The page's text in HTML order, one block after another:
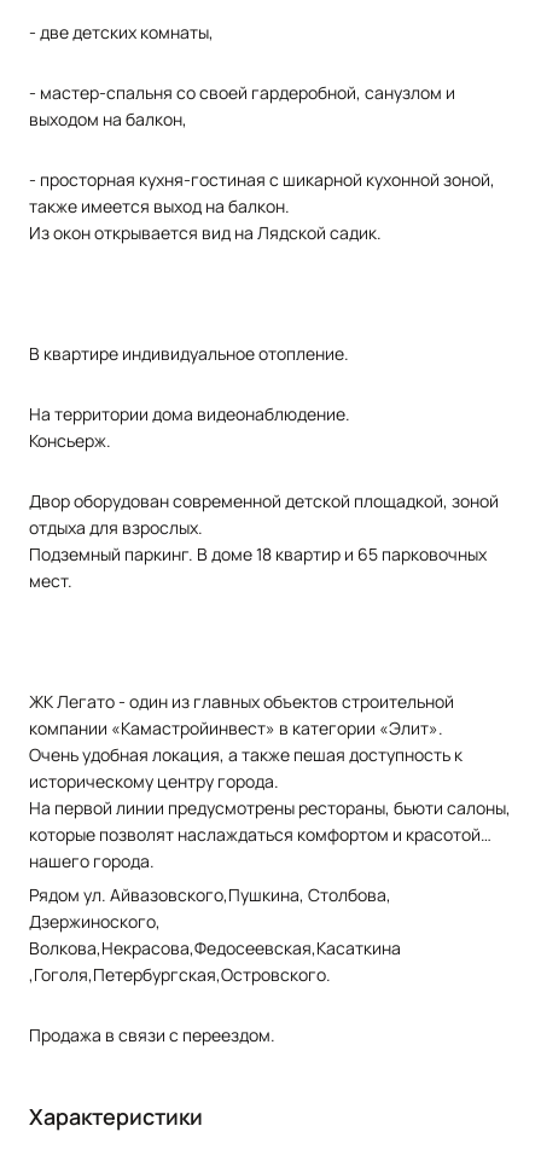
- две детских комнаты,
- мастер-спальня со своей гардеробной, санузлом и
выходом на балкон,
- просторная кухня-гостиная с шикарной кухонной зоной,
также имеется выход на балкон.
Из окон открывается вид на Лядской садик.
В квартире индивидуальное отопление.
На территории дома видеонаблюдение.
Консьерж.
Двор оборудован современной детской площадкой, зоной
отдыха для взрослых.
Подземный паркинг. В доме 18 квартир и 65 парковочных
мест.
ЖК Легато - один из главных объектов строительной
компании «Камастройинвест» в категории «Элит».
Очень удобная локация, а также пешая доступность к
историческому центру города.
На первой линии предусмотрены рестораны, бьюти салоны,
которые позволят наслаждаться комфортом и красотой
нашего города.
Рядом ул. Айвазовского,Пушкина, Столбова,
Дзержиноского,
Волкова,Некрасова,Федосеевская,Касаткина
,Гоголя,Петербургская,Островского.
Продажа в связи с переездом.
Характеристики